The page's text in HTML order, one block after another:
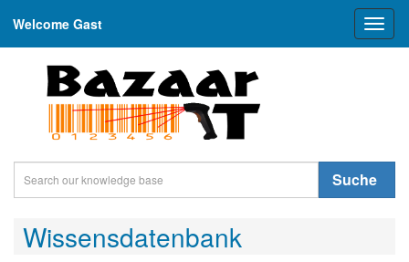
Welcome Gast
Suche
Wissensdatenbank